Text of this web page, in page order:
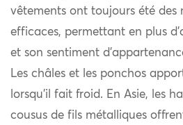
vêtements ont toujours été des
efficaces, permettant en plus
et son sentiment
Les châles et les ponchos
lorsqu’il fait froid. En Asie, les
cousus de fils métalliques